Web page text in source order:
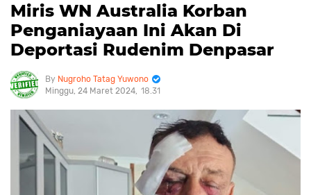
Miris WN Australia Korban
Penganiayaan Ini Akan Di
Deportasi Rudenim Denpasar
Nugroho Tatag Yuwono
Minggu, 24 Maret 2024 18.31